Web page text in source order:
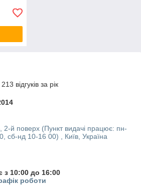
відгуків за рік
2-й поверх (Пункт видачі працює: пн-
сб-нд 10-16 00) , Київ, Україна
з 10:00 до 16:00
роботи